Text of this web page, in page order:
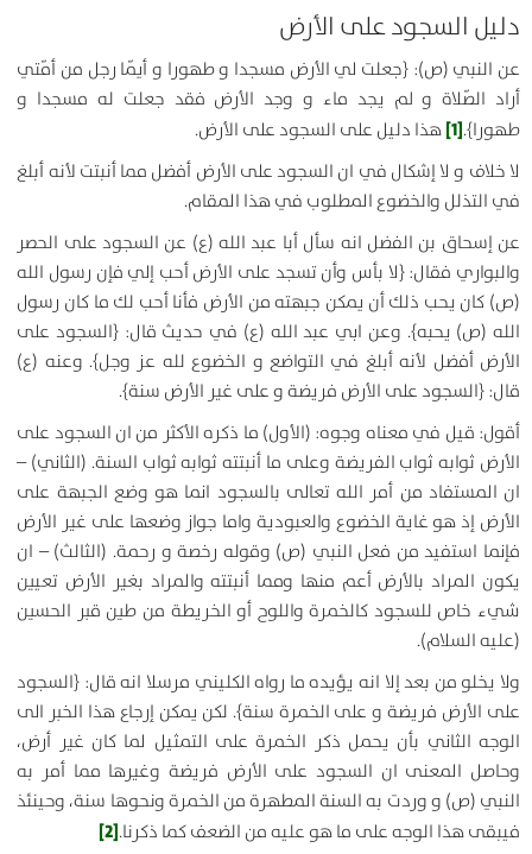
دليل السجود على الأرض
عن النبي (ص): {جعلت لي الأرض مسجدا و طهورا و أيّما رجل من أمّتي
أراد الصّلاة و لم يجد ماء و وجد الأرض فقد جعلت له مسجدا و
طهورا}.
[1] هذا دليل على السجود على الأرض.
لا خلاف و لا إشكال في ان السجود على الأرض أفضل مما أنبتت لأنه أبلغ
في التذلل والخضوع المطلوب في هذا المقام.
عن إسحاق بن الفضل انه سأل أبا عبد الله (ع) عن السجود على الحصر
والبواري فقال: {لا بأس وأن تسجد على الأرض أحب إلي فإن رسول الله
(ص) كان يحب ذلك أن يمكن جبهته من الأرض فأنا أحب لك ما كان رسول
الله (ص) يحبه}. وعن ابي عبد الله (ع) في حديث قال: {السجود على
الأرض أفضل لأنه أبلغ في التواضع و الخضوع لله عز وجل}. وعنه (ع)
قال: {السجود على الأرض فريضة و على غير الأرض سنة}.
أقول: قيل في معناه وجوه: (الأول) ما ذكره الأكثر من ان السجود على
الأرض ثوابه ثواب الفريضة وعلى ما أنبتته ثوابه ثواب السنة. (الثاني) –
ان المستفاد من أمر الله تعالى بالسجود انما هو وضع الجبهة على
الأرض إذ هو غاية الخضوع والعبودية واما جواز وضعها على غير الأرض
فإنما استفيد من فعل النبي (ص) وقوله رخصة و رحمة. (الثالث) – ان
يكون المراد بالأرض أعم منها ومما أنبتته والمراد بغير الأرض تعيين
شيء خاص للسجود كالخمرة واللوح أو الخريطة من طين قبر الحسين
(عليه السلام).
ولا يخلو من بعد إلا انه يؤيده ما رواه الكليني مرسلا انه قال: {السجود
على الأرض فريضة و على الخمرة سنة}. لكن يمكن إرجاع هذا الخبر الى
الوجه الثاني بأن يحمل ذكر الخمرة على التمثيل لما كان غير أرض،
وحاصل المعنى ان السجود على الأرض فريضة وغيرها مما أمر به
النبي (ص) و وردت به السنة المطهرة من الخمرة ونحوها سنة، وحينئذ
فيبقى هذا الوجه على ما هو عليه من الضعف كما ذكرنا.[2]